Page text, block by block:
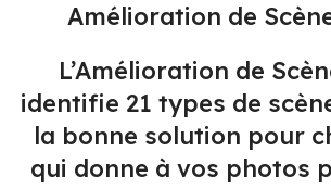
Amélioration de
L’Amélioration de
identifie 21 types de
la bonne solution pour
qui donne à vos photos